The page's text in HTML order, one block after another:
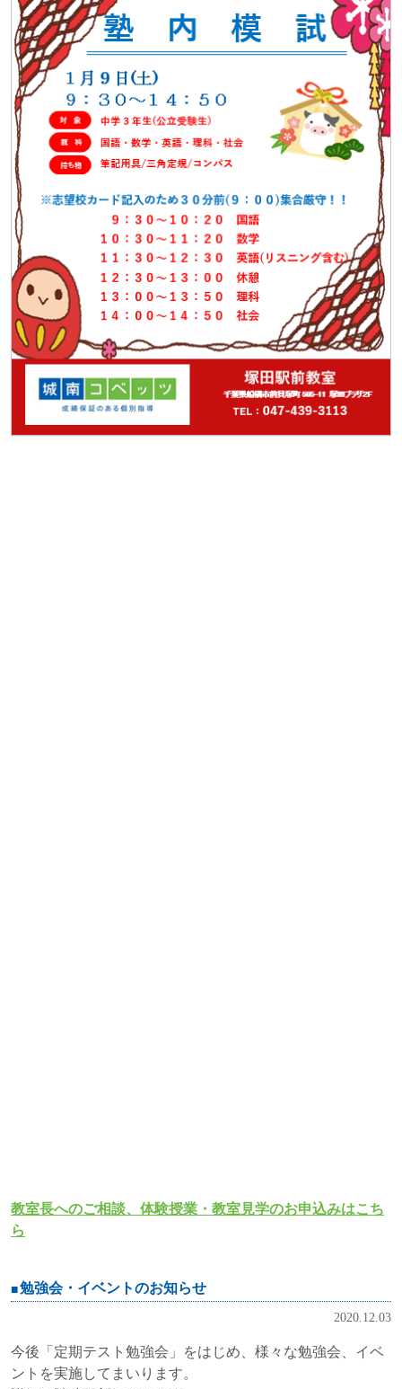
教室長へのご相談、体験授業・教室見学のお申込みはこち
ら
勉強会・イベントのお知らせ
2020.12.03
今後「定期テスト勉強会」をはじめ、様々な勉強会、イベ
ントを実施してまいります。